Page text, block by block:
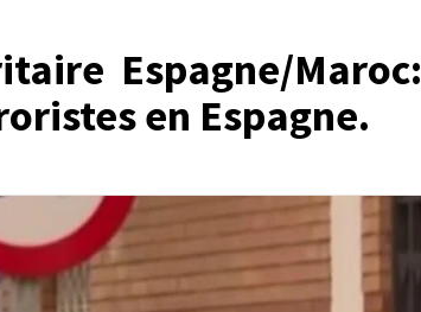
Espagne/Maroc:
en Espagne.